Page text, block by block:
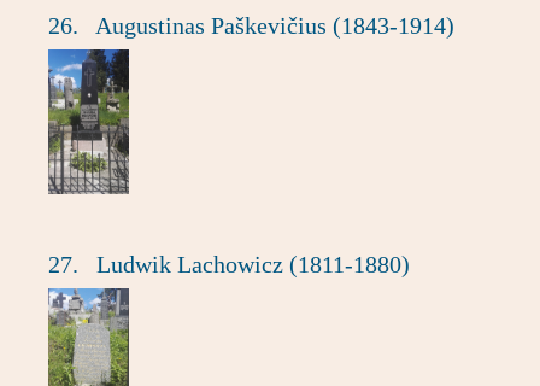
26. Augustinas Paškevičius (1843-1914)
27. Ludwik Lachowicz (1811-1880)